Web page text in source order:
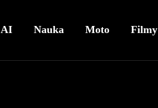
AI Nauka Moto Filmy